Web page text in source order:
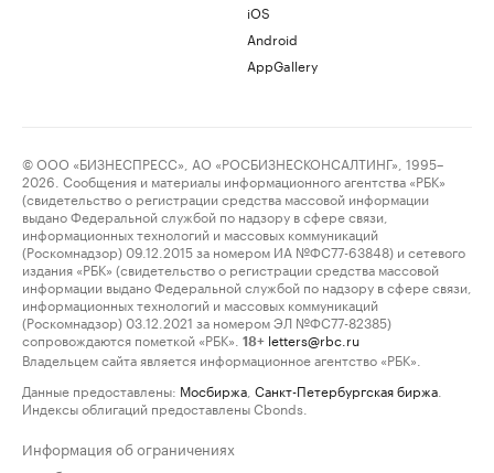
iOS
Android
AppGallery
© ООО «БИЗНЕСПРЕСС», АО «РОСБИЗНЕСКОНСАЛТИНГ», 1995–
2026. Сообщения и материалы информационного агентства «РБК»
(свидетельство о регистрации средства массовой информации
выдано Федеральной службой по надзору в сфере связи,
информационных технологий и массовых коммуникаций
(Роскомнадзор) 09.12.2015 за номером ИА №ФС77-63848) и сетевого
издания «РБК» (свидетельство о регистрации средства массовой
информации выдано Федеральной службой по надзору в сфере связи,
информационных технологий и массовых коммуникаций
(Роскомнадзор) 03.12.2021 за номером ЭЛ №ФС77-82385)
сопровождаются пометкой «РБК».
18+ letters@rbc.ru
Владельцем сайта является информационное агентство «РБК».
Данные предоставлены: Мосбиржа Санкт-Петербургская биржа
Индексы облигаций предоставлены Cbonds.
Информация об ограничениях